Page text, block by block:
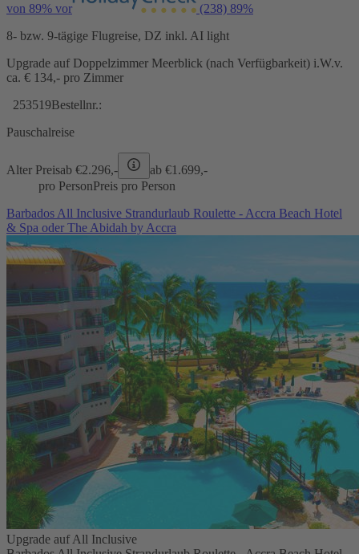
von 89% vor (238) 89%
8- bzw. 9-tägige Flugreise, DZ inkl. AI light
Upgrade auf Doppelzimmer Meerblick (nach Verfügbarkeit) i.W.v.
ca. € 134,- pro Zimmer
253519Bestellnr.:
Pauschalreise
Alter Preisab €2.296,- ab €1.699,-
pro PersonPreis pro Person
Barbados All Inclusive Strandurlaub Roulette - Accra Beach Hotel
& Spa oder The Abidah by Accra
Upgrade auf All Inclusive